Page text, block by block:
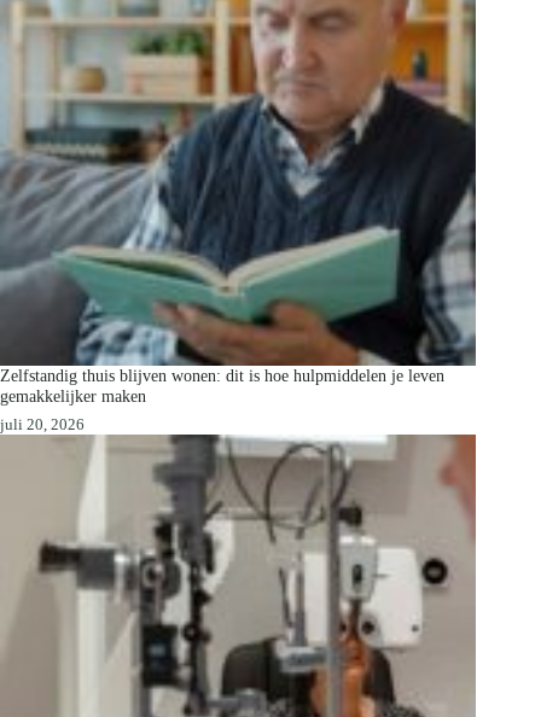
Zelfstandig thuis blijven wonen: dit is hoe hulpmiddelen je leven
gemakkelijker maken
juli 20, 2026